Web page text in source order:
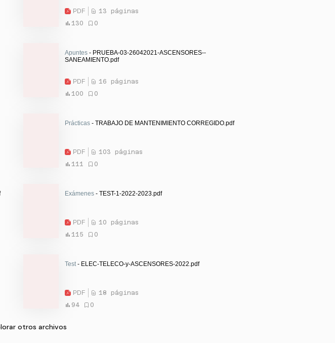
PDF
13 páginas
130
0
Apuntes - PRUEBA-03-26042021-ASCENSORES--
SANEAMIENTO.pdf
PDF
16 páginas
100
0
Prácticas - TRABAJO DE MANTENIMIENTO CORREGIDO.pdf
PDF
103 páginas
111
0
Exámenes - TEST-1-2022-2023.pdf
PDF
10 páginas
115
0
Test - ELEC-TELECO-y-ASCENSORES-2022.pdf
PDF
18 páginas
94
0
otros archivos